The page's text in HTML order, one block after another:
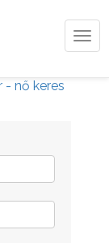
- nő keres